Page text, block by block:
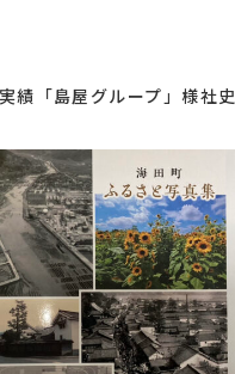
績「島屋グループ」様社史